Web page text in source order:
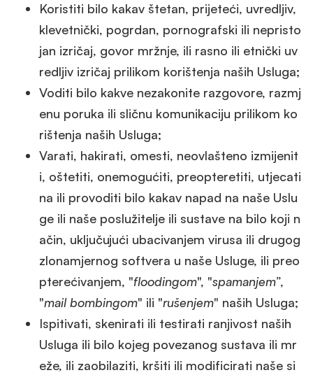
Koristiti bilo kakav štetan, prijeteći, uvredljiv,
klevetnički, pogrdan, pornografski ili nepristo
jan izričaj, govor mržnje, ili rasno ili etnički uv
redljiv izričaj prilikom korištenja naših Usluga;
Voditi bilo kakve nezakonite razgovore, razmj
enu poruka ili sličnu komunikaciju prilikom ko
rištenja naših Usluga;
Varati, hakirati, omesti, neovlašteno izmijenit
i, oštetiti, onemogućiti, preopteretiti, utjecati
na ili provoditi bilo kakav napad na naše Uslu
ge ili naše poslužitelje ili sustave na bilo koji n
ačin, uključujući ubacivanjem virusa ili drugog
zlonamjernog softvera u naše Usluge, ili preo
pterećivanjem, "floodingom", "spamanjem”,
"mail bombingom" ili "rušenjem" naših Usluga;
Ispitivati, skenirati ili testirati ranjivost naših
Usluga ili bilo kojeg povezanog sustava ili mr
eže, ili zaobilaziti, kršiti ili modificirati naše si